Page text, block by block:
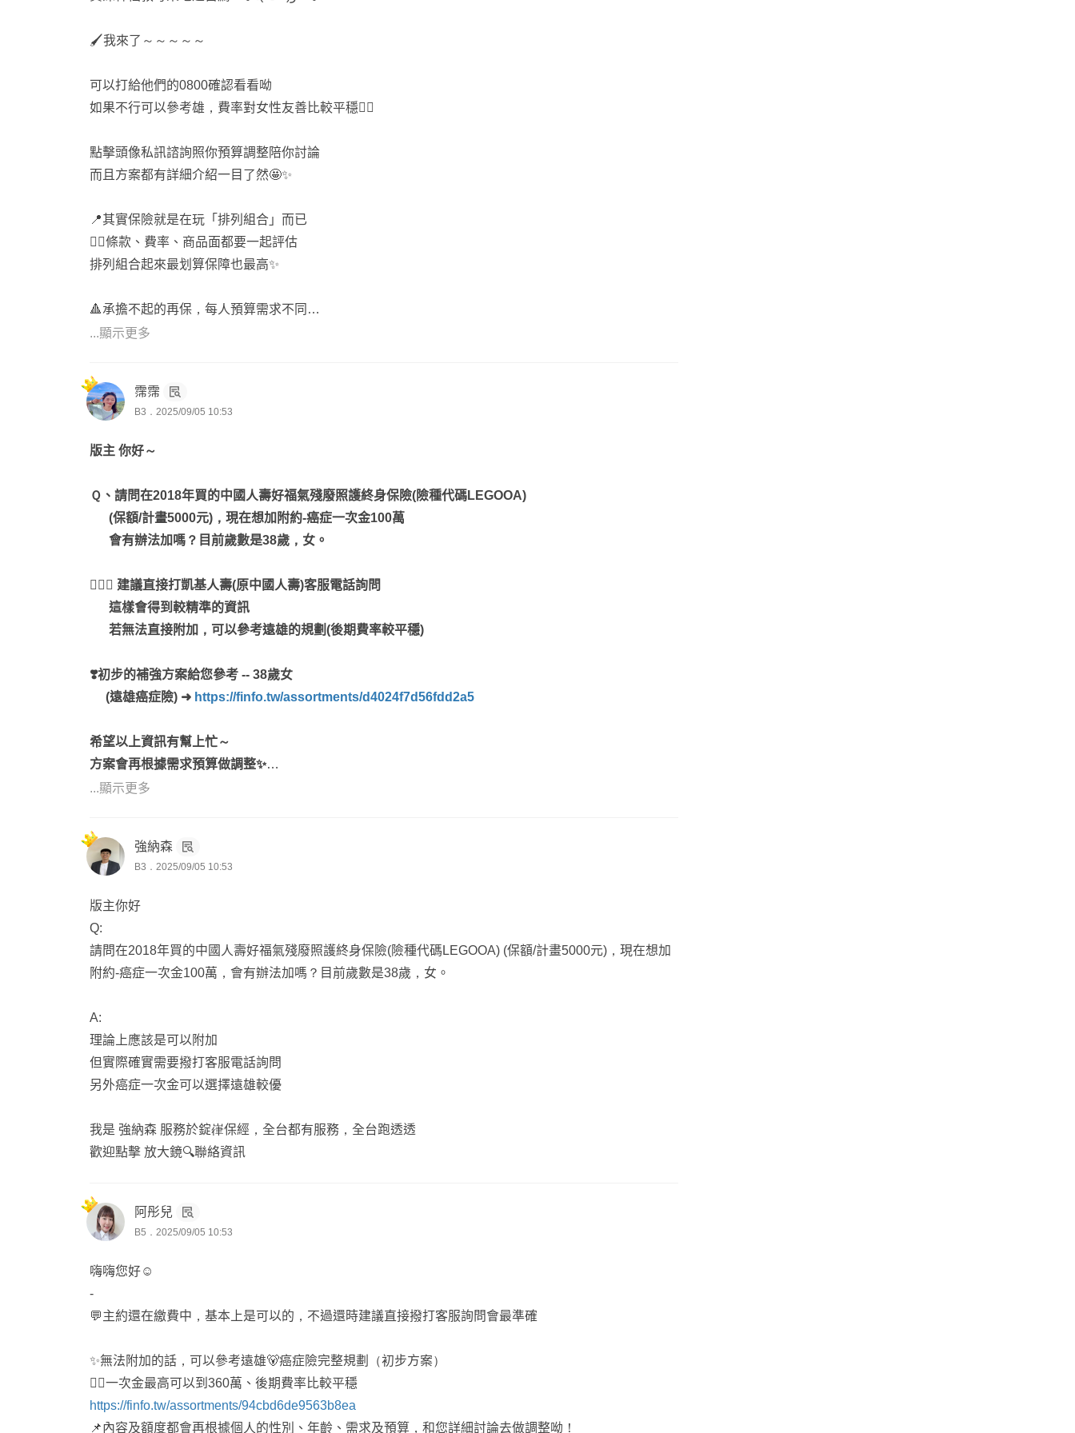
🍔全台都有提供服務
如果有任何問題 歡迎一起討論
🖌️我來了～～～～～
可以打給他們的0800確認看看呦
如果不行可以參考雄，費率對女性友善比較平穩👍🏻
點擊頭像私訊諮詢照你預算調整陪你討論
而且方案都有詳細介紹一目了然🤩✨
📍其實保險就是在玩「排列組合」而已
👉🏻條款、費率、商品面都要一起評估
排列組合起來最划算保障也最高✨
🔺承擔不起的再保，每人預算需求不同
但還是有大方向相同👇🏻
1️⃣醫療實支
（是cover自費的重要險種！！！！）
2️⃣意外有：身故/日額/實支/骨折
3️⃣重大傷病
（目前有慢性精神病不打折理賠的、打折理賠的）
（罹癌治療多自費QQ)
先規劃至少基本的
要不然隨便一個萬一
或是無限延期上軌道QQ
📌
白話不失專業阿莎力又乾脆不灌水
...顯示更多
霈霈
B3．2025/09/05 10:53
版主 你好～
Ｑ、請問在2018年買的中國人壽好福氣殘廢照護終身保險(險種代碼LEGOOA)
(保額/計畫5000元)，現在想加附約-癌症一次金100萬
會有辦法加嗎？目前歲數是38歲，女。
💁🏻‍♀️ 建議直接打凱基人壽(原中國人壽)客服電話詢問
這樣會得到較精準的資訊
若無法直接附加，可以參考遠雄的規劃(後期費率較平穩)
❣️初步的補強方案給您參考 -- 38歲女
(遠雄癌症險) ➜ https://finfo.tw/assortments/d4024f7d56fdd2a5
希望以上資訊有幫上忙～
方案會再根據需求預算做調整✨
需要協助討論規劃送件，歡迎點頭像聯繫ദ്ദി ˉ͈̀꒳ˉ͈́ )✧
🌻 保單搭霈 安心到位！
🚘 錠嵂保經～全台服務中
...顯示更多
強納森
B3．2025/09/05 10:53
版主你好
Q:
請問在2018年買的中國人壽好福氣殘廢照護終身保險(險種代碼LEGOOA) (保額/計畫5000元)，現在想加
附約-癌症一次金100萬，會有辦法加嗎？目前歲數是38歲，女。
A:
理論上應該是可以附加
但實際確實需要撥打客服電話詢問
另外癌症一次金可以選擇遠雄較優
我是 強納森 服務於錠嵂保經，全台都有服務，全台跑透透
歡迎點擊 放大鏡🔍聯絡資訊
阿彤兒
B5．2025/09/05 10:53
嗨嗨您好☺️
-
💬主約還在繳費中，基本上是可以的，不過還時建議直接撥打客服詢問會最準確
✨無法附加的話，可以參考遠雄🐻癌症險完整規劃（初步方案）
👉🏻一次金最高可以到360萬、後期費率比較平穩
https://finfo.tw/assortments/94cbd6de9563b8ea
📌內容及額度都會再根據個人的性別、年齡、需求及預算，和您詳細討論去做調整呦！